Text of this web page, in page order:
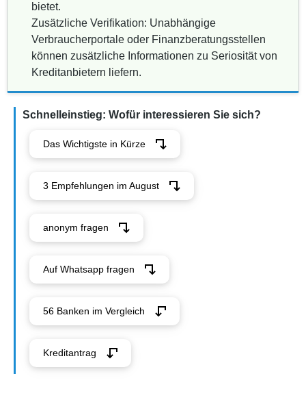
bietet.
Zusätzliche Verifikation: Unabhängige
Verbraucherportale oder Finanzberatungsstellen
können zusätzliche Informationen zu Seriosität von
Kreditanbietern liefern.
Schnelleinstieg: Wofür interessieren Sie sich?
Das Wichtigste in Kürze
3 Empfehlungen im August
anonym fragen
Auf Whatsapp fragen
56 Banken im Vergleich
Kreditantrag